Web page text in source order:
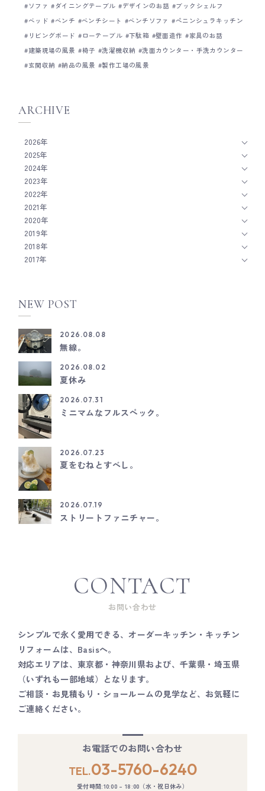
ソファ
ダイニングテーブル デザインのお話
ブックシェルフ
ベッド
ベンチ ベンチシート ベンチソファ
ペニンシュラキッチン
リビングボード
ローテーブル 下駄箱 壁面造作
家具のお話
建築現場の風景
椅子 洗濯機収納
洗面カウンター・手洗カウンター
玄関収納
納品の風景 製作工場の風景
ARCHIVE
2026年
2025年
2024年
2023年
2022年
2021年
2020年
2019年
2018年
2017年
NEW POST
2026.08.08
無線。
2026.08.02
夏休み
2026.07.31
ミニマムなフルスペック。
2026.07.23
夏をむねとすべし。
2026.07.19
ストリートファニチャー。
CONTACT
お問い合わせ
シンプルで永く愛用できる、オーダーキッチン・キッチン
リフォームは、Basisへ。
対応エリアは、東京都・神奈川県および、千葉県・埼玉県
（いずれも一部地域）となります。
ご相談・お見積もり・ショールームの見学など、お気軽に
ご連絡ください。
お電話でのお問い合わせ
TEL.03-5760-6240
受付時間:10:00 – 18:00（水・祝日休み）